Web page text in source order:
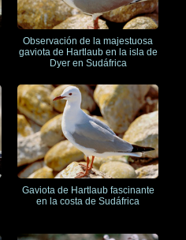
Observación de la majestuosa
gaviota de Hartlaub en la isla de
Dyer en Sudáfrica
Gaviota de Hartlaub fascinante
en la costa de Sudáfrica